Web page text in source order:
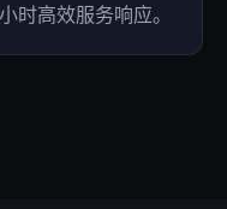
时高效服务响应。